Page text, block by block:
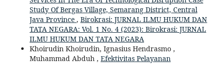
Study Of Bergas Village, Semarang District, Central
Java Province , Birokrasi: JURNAL ILMU HUKUM DAN
TATA NEGARA: Vol. 1 No. 4 (2023): Birokrasi: JURNAL
ILMU HUKUM DAN TATA NEGARA
Khoirudin Khoirudin, Ignasius Hendrasmo ,
Muhammad Abduh , Efektivitas Pelayanan